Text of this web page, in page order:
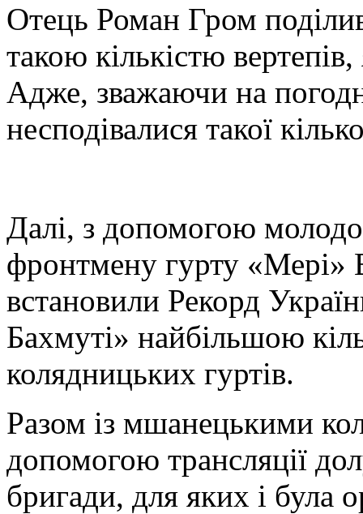
Отець Роман Гром
такою кількістю
Адже, зважаючи на
несподівалися такої
Далі, з допомогою
фронтмену гурту «Мері»
встановили Рекорд
Бахмуті» найбільшою
колядницьких гуртів.
Разом із мшанецькими
допомогою трансляції
бригади, для яких і була